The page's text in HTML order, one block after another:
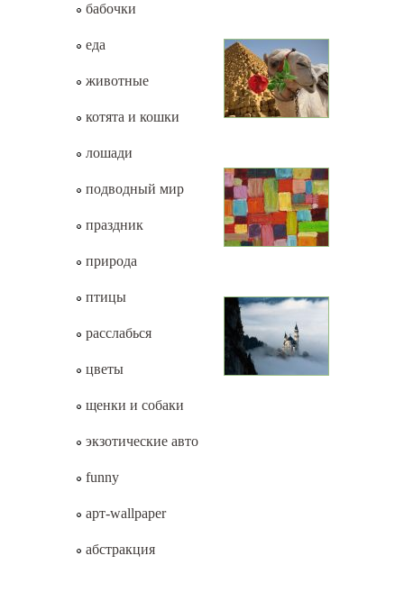
бабочки
еда
животные
котята и кошки
лошади
подводный мир
праздник
природа
птицы
расслабься
цветы
щенки и собаки
экзотические авто
funny
арт-wallpaper
абстракция